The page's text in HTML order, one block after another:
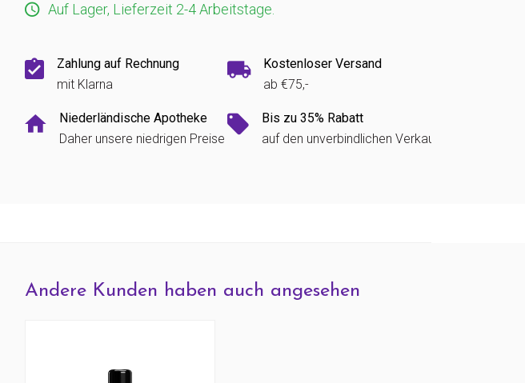
Auf Lager, Lieferzeit 2-4 Arbeitstage.
Zahlung auf Rechnung
mit Klarna
Kostenloser Versand
ab €75,-
Niederländische Apotheke
Daher unsere niedrigen Preise
Bis zu 35% Rabatt
auf den unverbindlichen Verkaufspreis
Andere Kunden haben auch angesehen